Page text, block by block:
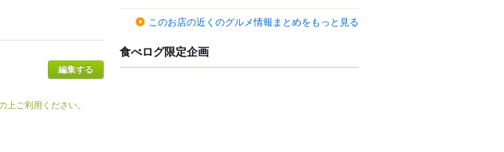
編集する
ご利用ください。
このお店の近くのグルメ情報まとめをもっと見る
食べログ限定企画